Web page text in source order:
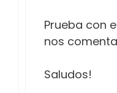
Prueba con
nos
Saludos!